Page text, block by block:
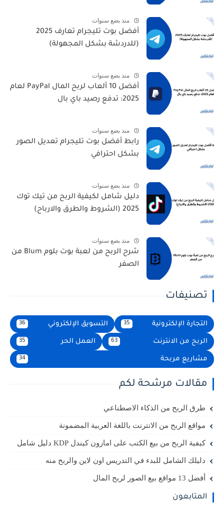
منذ بضع سنوات
أفضل بوت تليجرام تعارف 2025
(للدردشة بشكل المجهولة)
منذ بضع سنوات
أفضل 10 ألعاب لربح المال PayPal لعام
2025: تدفع رصيد باي بال
منذ بضع سنوات
رابط أفضل بوت تليجرام تعديل الصور
بشكل احترافي
منذ بضع سنوات
دليل شامل لكيفية الربح من تيك توك
2025 (الشروط والطرق والارباح)
منذ بضع سنوات
شرح الربح من لعبة بوت بلوم Blum من
الصفر
تصنيفات
التجارة الإلكترونية التسويق الإلكتروني
الربح من الانترنت العمل الحر
مشاريع مربحة
مقالات مرشحة لكم
طرق الربح من الذكاء الاصطناعي
مواقع الربح من الانترنت باللغة العربية المضمونة
كيفية الربح من بيع الكتب على امازون كيندل KDP دليل شامل
دليلك الشامل للبدء في التدريس اون لاين والربح منه
أفضل 13 مواقع بيع الصور لربح المال
المتابعون